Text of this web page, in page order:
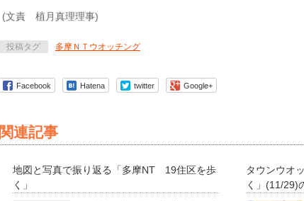
(文責 植月真理理事)
投稿タグ 多摩ＮＴウオッチング
Facebook Hatena twitter Google+
関連記事
地図と写真で振り返る「多摩NT 19住区を歩
く」
タウンウオ
く」(11/29)